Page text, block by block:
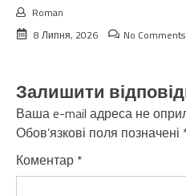
Roman
8 Липня, 2026
No Comments
Залишити
Ваша e-mail адреса не
Обов’язкові поля позначені
Коментар *